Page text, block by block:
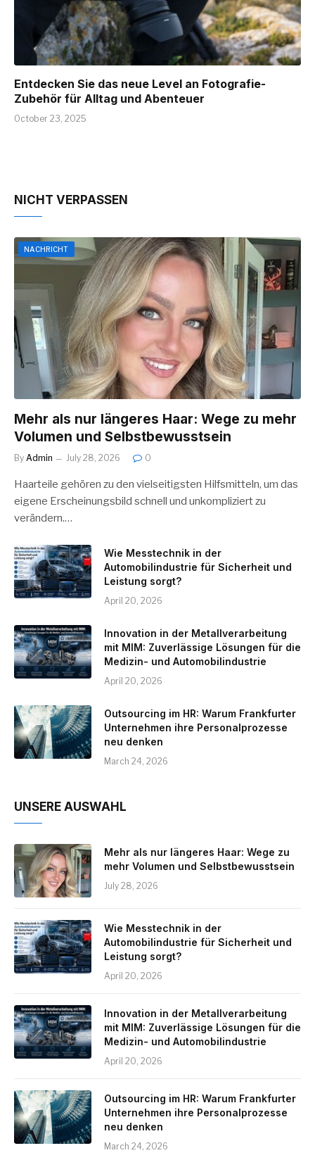
Entdecken Sie das neue Level an Fotografie-
Zubehör für Alltag und Abenteuer
October 23, 2025
NICHT VERPASSEN
NACHRICHT
Mehr als nur längeres Haar: Wege zu mehr
Volumen und Selbstbewusstsein
By Admin July 28, 2026 0
Haarteile gehören zu den vielseitigsten Hilfsmitteln, um das
eigene Erscheinungsbild schnell und unkompliziert zu
verändern.…
Wie Messtechnik in der
Automobilindustrie für Sicherheit und
Leistung sorgt?
April 20, 2026
Innovation in der Metallverarbeitung
mit MIM: Zuverlässige Lösungen für die
Medizin- und Automobilindustrie
April 20, 2026
Outsourcing im HR: Warum Frankfurter
Unternehmen ihre Personalprozesse
neu denken
March 24, 2026
UNSERE AUSWAHL
Mehr als nur längeres Haar: Wege zu
mehr Volumen und Selbstbewusstsein
July 28, 2026
Wie Messtechnik in der
Automobilindustrie für Sicherheit und
Leistung sorgt?
April 20, 2026
Innovation in der Metallverarbeitung
mit MIM: Zuverlässige Lösungen für die
Medizin- und Automobilindustrie
April 20, 2026
Outsourcing im HR: Warum Frankfurter
Unternehmen ihre Personalprozesse
neu denken
March 24, 2026